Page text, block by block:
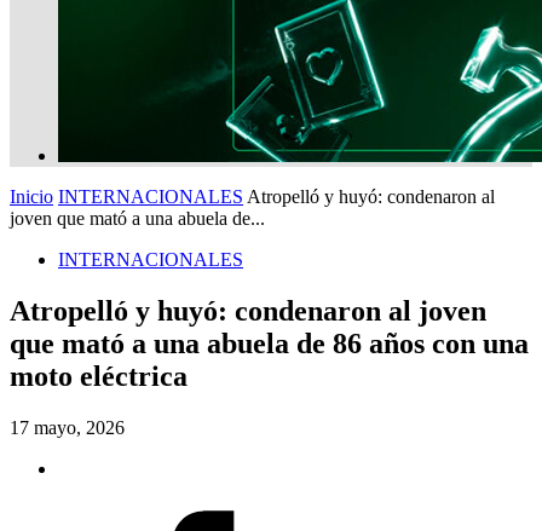
Inicio INTERNACIONALES Atropelló y huyó: condenaron al
joven que mató a una abuela de...
INTERNACIONALES
Atropelló y huyó: condenaron al joven
que mató a una abuela de 86 años con una
moto eléctrica
17 mayo, 2026